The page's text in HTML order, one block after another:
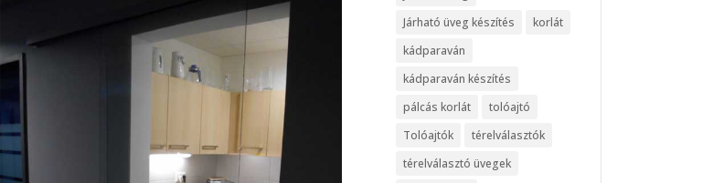
Járható üveg készítés
korlát
kádparaván
kádparaván készítés
pálcás korlát
tolóajtó
Tolóajtók
térelválasztók
térelválasztó üvegek